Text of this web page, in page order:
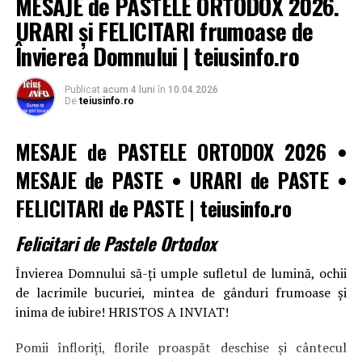
URARI și FELICITARI frumoase de
Învierea Domnului | teiusinfo.ro
Publicat acum 4 luni în 10.04.2026
De teiusinfo.ro
MESAJE de PASTELE ORTODOX 2026 •
MESAJE de PASTE • URARI de PASTE •
FELICITARI de PASTE | teiusinfo.ro
Felicitari de Pastele Ortodox
Învierea Domnului să-ți umple sufletul de lumină, ochii
de lacrimile bucuriei, mintea de gânduri frumoase și
inima de iubire! HRISTOS A INVIAT!
Pomii înfloriți, florile proaspăt deschise și cântecul